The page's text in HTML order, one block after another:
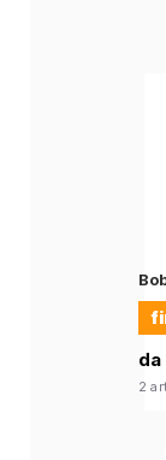
da
2